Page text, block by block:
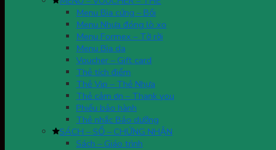
Menu Bìa cứng – Bồi
Menu Nhựa đóng lò xo
Menu Formex – Tờ rời
Menu Bìa da
Voucher – Gift card
Thẻ tích điểm
Thẻ Vip – Thẻ Nhựa
Thẻ cảm ơn – Thank you
Phiếu bảo hành
Thẻ nhắc Bảo dưỡng
SÁCH – SỔ – CHỨNG NHẬN
Sách – Giáo trình